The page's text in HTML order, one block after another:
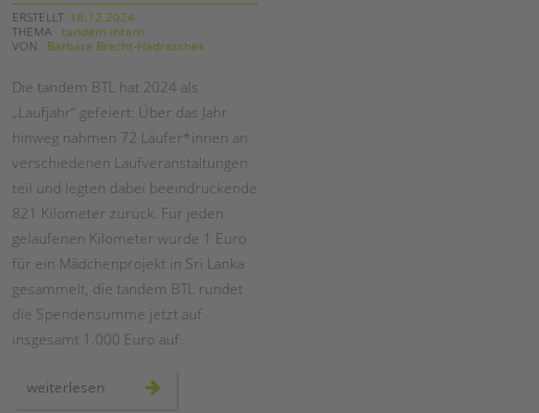
Schulbezogene Sozialarbeit
Tagesgruppen
HILFEN ZUR ERZIEHUNG
EINGLIEDERUNGSHILFE
BETREUTES WOHNEN
TANDEM BTL AKADEMIE
Zertfikatskurse
Seminarkalender
ERSTELLT 16.12.2024
THEMA tandem intern
VON
Barbara Brecht-Hadraschek
Die tandem BTL hat 2024 als
„Laufjahr“ gefeiert: Über das Jahr
hinweg nahmen 72 Läufer*innen an
verschiedenen Laufveranstaltungen
teil und legten dabei beeindruckende
821 Kilometer zurück. Für jeden
gelaufenen Kilometer wurde 1 Euro
für ein Mädchenprojekt in Sri Lanka
gesammelt, die tandem BTL rundet
die Spendensumme jetzt auf
insgesamt 1.000 Euro auf.
weiterlesen
laufjahr